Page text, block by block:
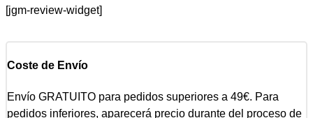
[jgm-review-widget]
Coste de Envío
Envío GRATUITO para pedidos superiores a 49€. Para
pedidos inferiores, aparecerá precio durante del proceso de